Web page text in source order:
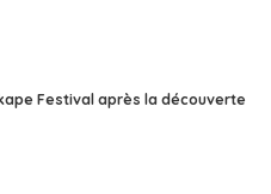
Festival après la découverte